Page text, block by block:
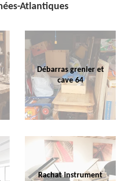
Atlantiques
Débarras grenier et
cave 64
Rachat instrument